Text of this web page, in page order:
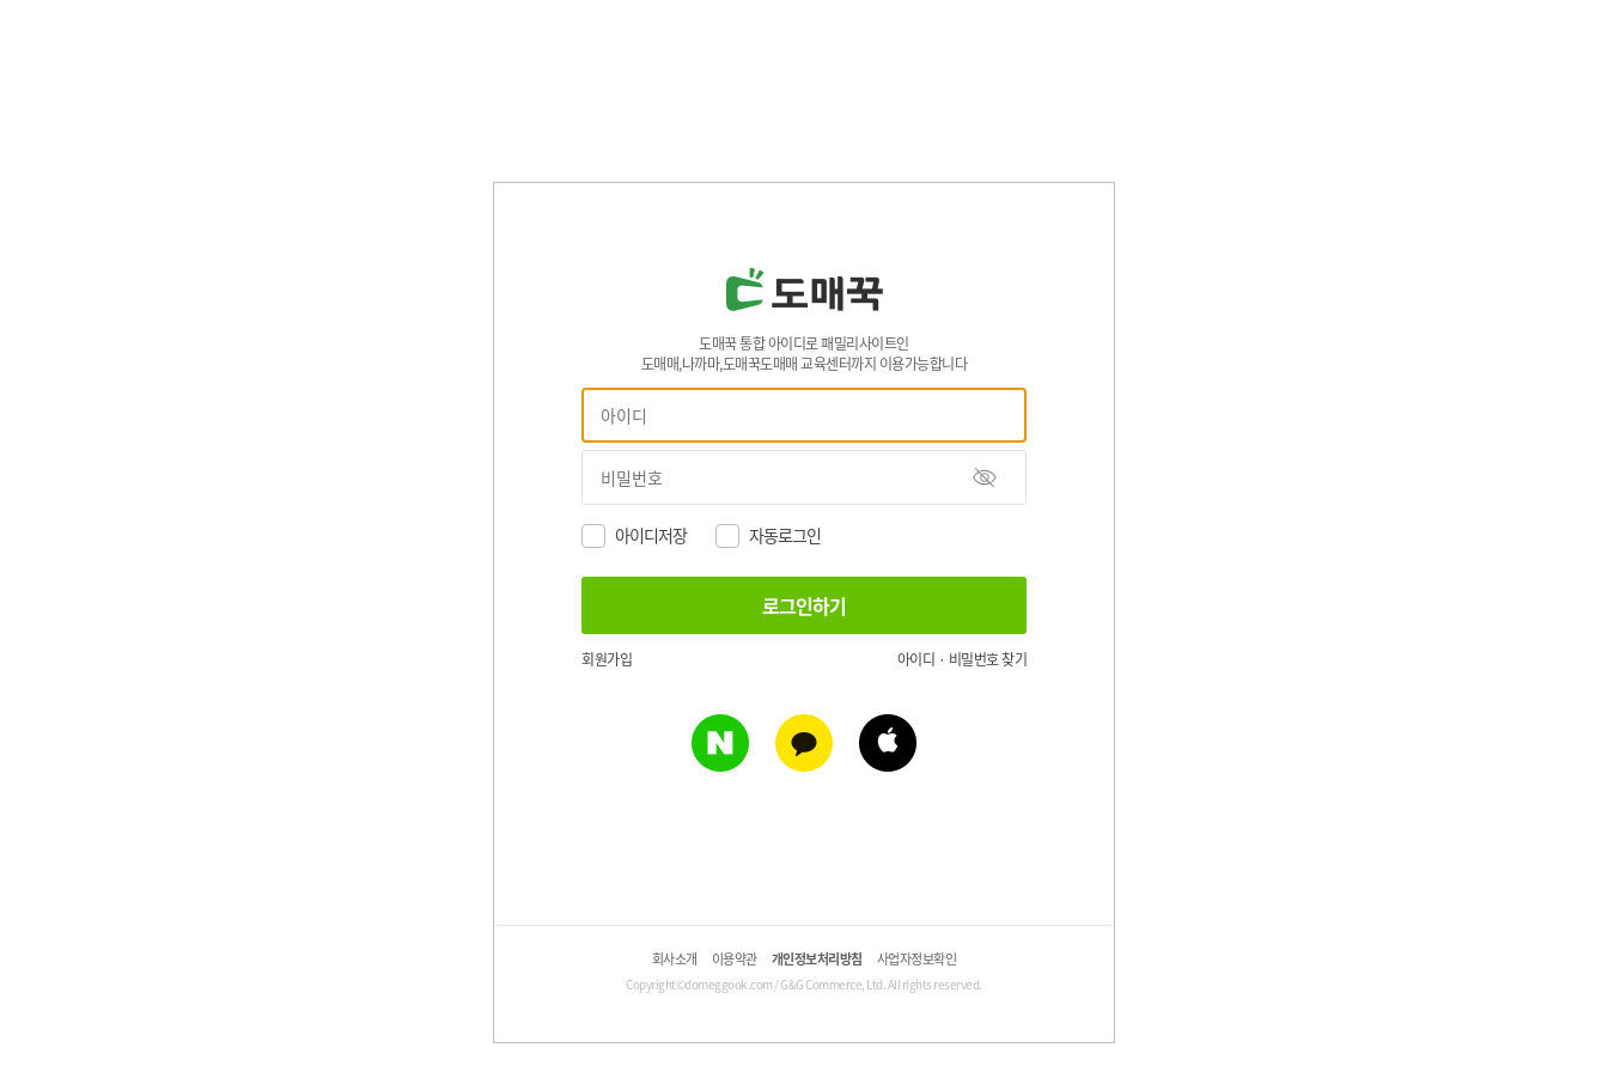
도매꾹 통합 아이디로 패밀리사이트인
도매매,나까마,도매꾹도매매 교육센터까지 이용가능합니다
아이디저장 자동로그인
회원가입 아이디 · 비밀번호 찾기
회사소개 이용약관 개인정보처리방침 사업자정보확인
Copyright©domeggook.com / G&G Commerce, Ltd. All rights reserved.